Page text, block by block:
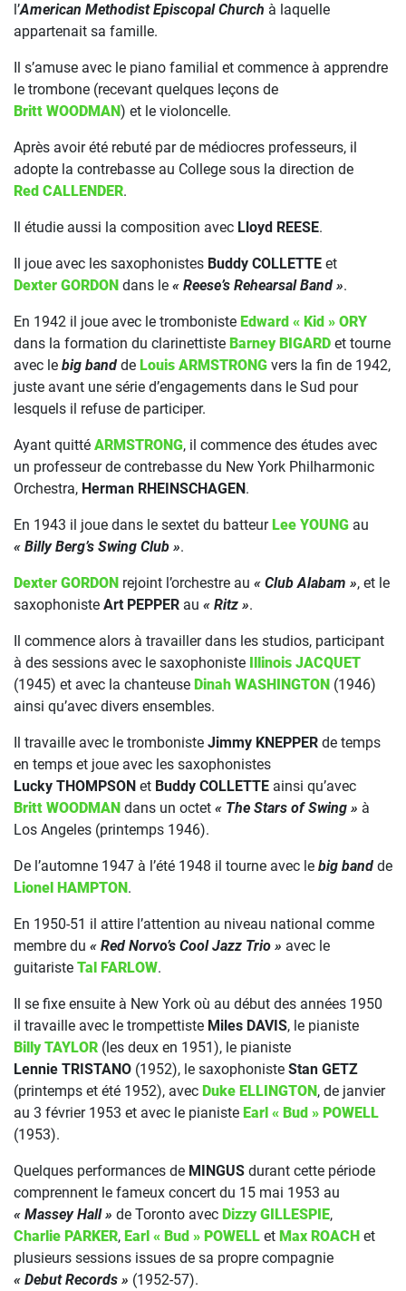
l’American Methodist Episcopal Church à laquelle
appartenait sa famille.
Il s’amuse avec le piano familial et commence à apprendre
le trombone (recevant quelques leçons de
Britt WOODMAN) et le violoncelle.
Après avoir été rebuté par de médiocres professeurs, il
adopte la contrebasse au College sous la direction de
Red CALLENDER.
Il étudie aussi la composition avec Lloyd REESE.
Il joue avec les saxophonistes Buddy COLLETTE et
Dexter GORDON dans le « Reese’s Rehearsal Band ».
En 1942 il joue avec le tromboniste Edward « Kid » ORY
dans la formation du clarinettiste Barney BIGARD et tourne
avec le big band de Louis ARMSTRONG vers la fin de 1942,
juste avant une série d’engagements dans le Sud pour
lesquels il refuse de participer.
Ayant quitté ARMSTRONG, il commence des études avec
un professeur de contrebasse du New York Philharmonic
Orchestra, Herman RHEINSCHAGEN .
En 1943 il joue dans le sextet du batteur Lee YOUNG au
« Billy Berg’s Swing Club ».
Dexter GORDON rejoint l’orchestre au « Club Alabam », et le
saxophoniste Art PEPPER au « Ritz ».
Il commence alors à travailler dans les studios, participant
à des sessions avec le saxophoniste
Illinois JACQUET
(1945) et avec la chanteuse Dinah WASHINGTON (1946)
ainsi qu’avec divers ensembles.
Il travaille avec le tromboniste Jimmy KNEPPER de temps
en temps et joue avec les saxophonistes
Lucky THOMPSON et Buddy COLLETTE ainsi qu’avec
Britt WOODMAN dans un octet « The Stars of Swing » à
Los Angeles (printemps 1946).
De l’automne 1947 à l’été 1948 il tourne avec le big band de
Lionel HAMPTON .
En 1950-51 il attire l’attention au niveau national comme
membre du « Red Norvo’s Cool Jazz Trio » avec le
guitariste Tal FARLOW.
Il se fixe ensuite à New York où au début des années 1950
il travaille avec le trompettiste Miles DAVIS, le pianiste
Billy TAYLOR (les deux en 1951), le pianiste
Lennie TRISTANO (1952), le saxophoniste Stan GETZ
(printemps et été 1952), avec Duke ELLINGTON , de janvier
au 3 février 1953 et avec le pianiste Earl « Bud » POWELL
(1953).
Quelques performances de MINGUS durant cette période
comprennent le fameux concert du 15 mai 1953 au
« Massey Hall » de Toronto avec Dizzy GILLESPIE,
Charlie PARKER, Earl « Bud » POWELL et Max ROACH et
plusieurs sessions issues de sa propre compagnie
« Debut Records » (1952-57).